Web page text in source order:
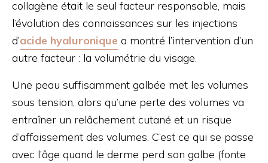
collagène était le seul facteur responsable, mais
l’évolution des connaissances sur les injections
d’acide hyaluronique a montré l’intervention d’un
autre facteur : la volumétrie du visage.
Une peau suffisamment galbée met les volumes
sous tension, alors qu’une perte des volumes va
entraîner un relâchement cutané et un risque
d’affaissement des volumes. C’est ce qui se passe
avec l’âge quand le derme perd son galbe (fonte